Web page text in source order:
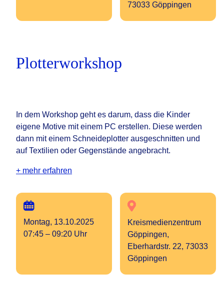
73033 Göppingen
Plotterworkshop
In dem Workshop geht es darum, dass die Kinder
eigene Motive mit einem PC erstellen. Diese werden
dann mit einem Schneideplotter ausgeschnitten und
auf Textilien oder Gegenstände angebracht.
+ mehr erfahren
Montag, 13.10.2025
07:45 – 09:20 Uhr
Kreismedienzentrum
Göppingen,
Eberhardstr. 22, 73033
Göppingen